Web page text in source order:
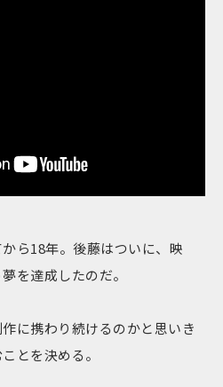
ら18年。後藤はついに、映
を達成したのだ。
に携わり続けるのかと思いき
とを決める。